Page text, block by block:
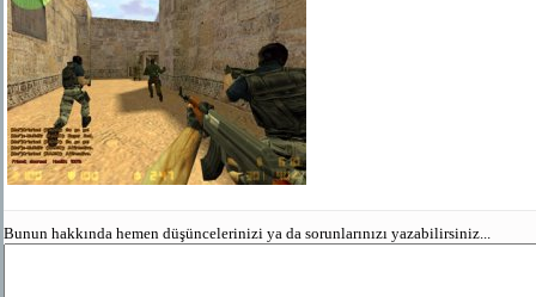
Bunun hakkında hemen düşüncelerinizi ya da sorunlarınızı yazabilirsiniz...